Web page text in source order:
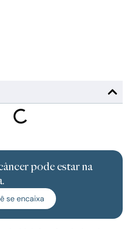
pode estar na
se encaixa